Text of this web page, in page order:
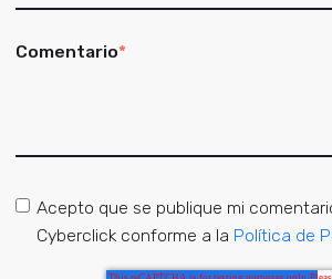
Comentario*
Acepto que se publique mi
Cyberclick conforme a la Política de